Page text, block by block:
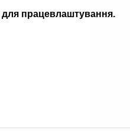
для працевлаштування.